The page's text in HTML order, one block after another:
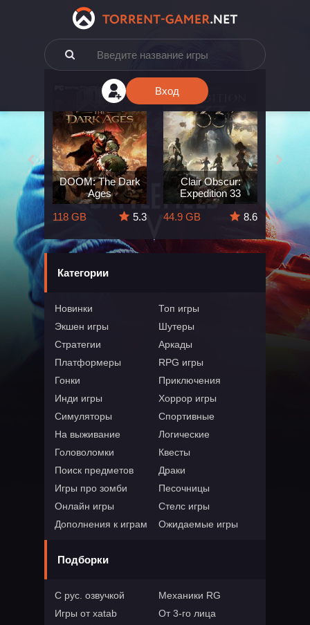
Вход
The
5.7
DOOM: The Dark
Ages
118 GB
5.3
Clair Obscur:
Expedition 33
44.9 GB
8.6
164 GB
Категории
Новинки
Топ игры
Экшен игры
Шутеры
Стратегии
Аркады
Платформеры
RPG игры
Гонки
Приключения
Инди игры
Хоррор игры
Симуляторы
Спортивные
На выживание
Логические
Головоломки
Квесты
Поиск предметов
Драки
Игры про зомби
Песочницы
Онлайн игры
Стелс игры
Дополнения к играм
Ожидаемые игры
Подборки
С рус. озвучкой
Механики RG
Игры от xatab
От 3-го лица